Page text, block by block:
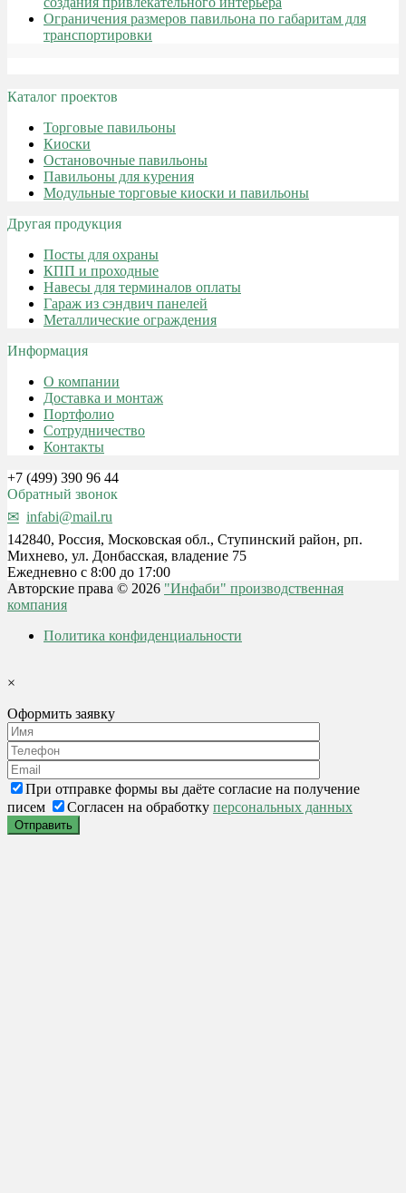
Ограничения размеров павильона по габаритам для
транспортировки
Каталог проектов
Торговые павильоны
Киоски
Остановочные павильоны
Павильоны для курения
Модульные торговые киоски и павильоны
Другая продукция
Посты для охраны
КПП и проходные
Навесы для терминалов оплаты
Гараж из сэндвич панелей
Металлические ограждения
Информация
О компании
Доставка и монтаж
Портфолио
Сотрудничество
Контакты
+7 (499) 390 96 44
Обратный звонок
infabi@mail.ru
142840, Россия, Московская обл., Ступинский район, рп.
Михнево, ул. Донбасская, владение 75
Ежедневно с 8:00 до 17:00
Авторские права © 2026 "Инфаби" производственная
компания
Политика конфиденциальности
×
Оформить заявку
При отправке формы вы даёте согласие на получение
писем
Согласен на обработку персональных данных